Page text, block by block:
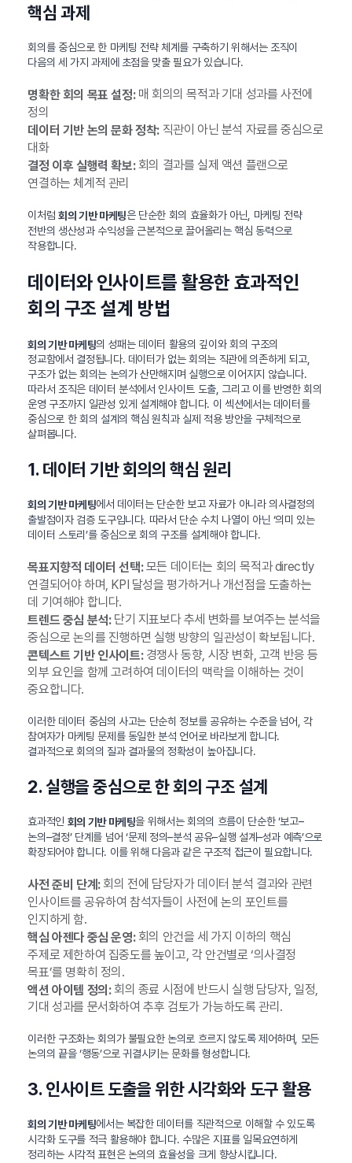
핵심 과제
회의를 중심으로 한 마케팅 전략 체계를 구축하기 위해서는 조직이
다음의 세 가지 과제에 초점을 맞출 필요가 있습니다.
명확한 회의 목표 설정:매 회의의 목적과 기대 성과를 사전에
정의
데이터 기반 논의 문화 정착:직관이 아닌 분석 자료를 중심으로
대화
결정 이후 실행력 확보:회의 결과를 실제 액션 플랜으로
연결하는 체계적 관리
이처럼 회의 기반 마케팅은 단순한 회의 효율화가 아닌, 마케팅 전략
전반의 생산성과 수익성을 근본적으로 끌어올리는 핵심 동력으로
작용합니다.
데이터와 인사이트를 활용한 효과적인
회의 구조 설계 방법
회의 기반 마케팅의 성패는 데이터 활용의 깊이와 회의 구조의
정교함에서 결정됩니다. 데이터가 없는 회의는 직관에 의존하게 되고,
구조가 없는 회의는 논의가 산만해지며 실행으로 이어지지 않습니다.
따라서 조직은 데이터 분석에서 인사이트 도출, 그리고 이를 반영한 회의
운영 구조까지 일관성 있게 설계해야 합니다. 이 섹션에서는 데이터를
중심으로 한 회의 설계의 핵심 원칙과 실제 적용 방안을 구체적으로
살펴봅니다.
1. 데이터 기반 회의의 핵심 원리
회의 기반 마케팅에서 데이터는 단순한 보고 자료가 아니라 의사결정의
출발점이자 검증 도구입니다. 따라서 단순 수치 나열이 아닌 ‘의미 있는
데이터 스토리’를 중심으로 회의 구조를 설계해야 합니다.
목표지향적 데이터 선택:모든 데이터는 회의 목적과 directly
연결되어야 하며, KPI 달성을 평가하거나 개선점을 도출하는
데 기여해야 합니다.
트렌드 중심 분석:단기 지표보다 추세 변화를 보여주는 분석을
중심으로 논의를 진행하면 실행 방향의 일관성이 확보됩니다.
콘텍스트 기반 인사이트:경쟁사 동향, 시장 변화, 고객 반응 등
외부 요인을 함께 고려하여 데이터의 맥락을 이해하는 것이
중요합니다.
이러한 데이터 중심의 사고는 단순히 정보를 공유하는 수준을 넘어, 각
참여자가 마케팅 문제를 동일한 분석 언어로 바라보게 합니다.
결과적으로 회의의 질과 결과물의 정확성이 높아집니다.
2. 실행을 중심으로 한 회의 구조 설계
효과적인 회의 기반 마케팅을 위해서는 회의의 흐름이 단순한 ‘보고–
논의–결정’ 단계를 넘어 ‘문제 정의–분석 공유–실행 설계–성과 예측’으로
확장되어야 합니다. 이를 위해 다음과 같은 구조적 접근이 필요합니다.
사전 준비 단계:회의 전에 담당자가 데이터 분석 결과와 관련
인사이트를 공유하여 참석자들이 사전에 논의 포인트를
인지하게 함.
핵심 아젠다 중심 운영:회의 안건을 세 가지 이하의 핵심
주제로 제한하여 집중도를 높이고, 각 안건별로 ‘의사결정
목표’를 명확히 정의.
액션 아이템 정의:회의 종료 시점에 반드시 실행 담당자, 일정,
기대 성과를 문서화하여 추후 검토가 가능하도록 관리.
이러한 구조화는 회의가 불필요한 논의로 흐르지 않도록 제어하며, 모든
논의의 끝을 ‘행동’으로 귀결시키는 문화를 형성합니다.
3. 인사이트 도출을 위한 시각화와 도구 활용
회의 기반 마케팅에서는 복잡한 데이터를 직관적으로 이해할 수 있도록
시각화 도구를 적극 활용해야 합니다. 수많은 지표를 일목요연하게
정리하는 시각적 표현은 논의의 효율성을 크게 향상시킵니다.